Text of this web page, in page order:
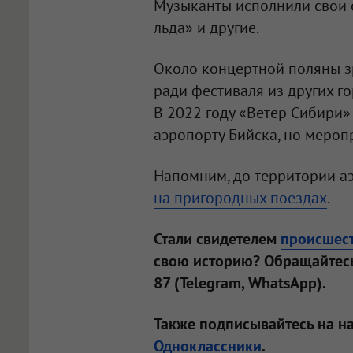
Музыканты исполнили свои
льда» и другие.
Около концертной поляны
ради фестиваля из других
В 2022 году «Ветер
аэропорту Бийска, но
Напомним, до территории
на пригородных поездах.
Стали свидетелем
свою историю?
87 (Telegram, WhatsApp).
Также подписывайтесь на
Одноклассники.